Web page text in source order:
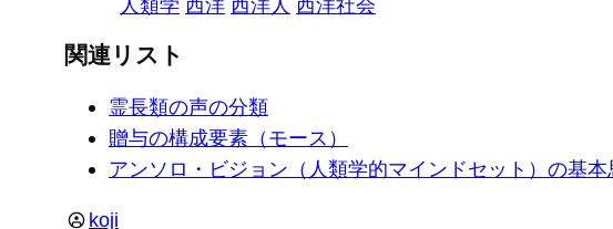
人類学 西洋 西洋人 西洋社会
関連リスト
霊長類の声の分類
贈与の構成要素（モース）
アンソロ・ビジョン（人類学的マインドセット）の基本
koji